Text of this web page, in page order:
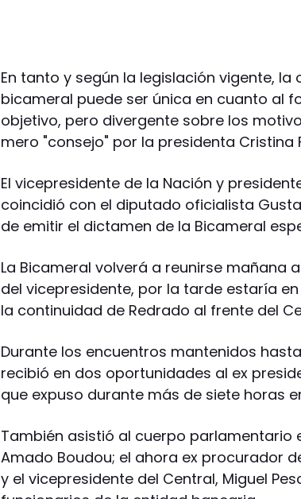
En tanto y según la legislación vigente, la
bicameral puede ser única en cuanto al
objetivo, pero divergente sobre los
mero "consejo" por la presidenta Cristina
El vicepresidente de la Nación y
coincidió con el diputado oficialista
de emitir el dictamen de la Bicameral
La Bicameral volverá a reunirse mañana
del vicepresidente, por la tarde estaría
la continuidad de Redrado al frente del
Durante los encuentros mantenidos
recibió en dos oportunidades al ex
que expuso durante más de siete horas
También asistió al cuerpo parlamentario
Amado Boudou; el ahora ex procurador
y el vicepresidente del Central, Miguel